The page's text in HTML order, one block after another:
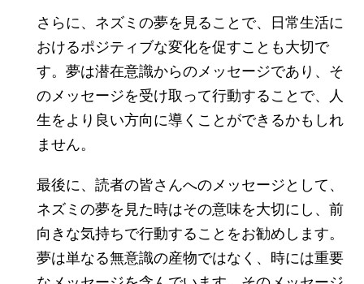
さらに、ネズミの夢を見ることで、日常生活に
おけるポジティブな変化を促すことも大切で
す。夢は潜在意識からのメッセージであり、そ
のメッセージを受け取って行動することで、人
生をより良い方向に導くことができるかもしれ
ません。
最後に、読者の皆さんへのメッセージとして、
ネズミの夢を見た時はその意味を大切にし、前
向きな気持ちで行動することをお勧めします。
夢は単なる無意識の産物ではなく、時には重要